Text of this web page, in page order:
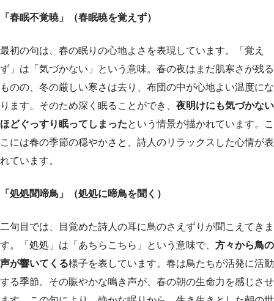
「春眠不覚暁」（春眠暁を覚えず）
最初の句は、春の眠りの心地よさを表現しています。「覚え
ず」は「気づかない」という意味。春の夜はまだ肌寒さが残る
ものの、冬の厳しい寒さは去り、布団の中が心地よい温度にな
ります。そのため深く眠ることができ、 夜明けにも気づかない
ほどぐっすり眠ってしまったという情景が描かれています。こ
こには春の季節の穏やかさと、詩人のリラックスした心情が表
れています。
「処処聞啼鳥」（処処に啼鳥を聞く）
二句目では、目覚めた詩人の耳に鳥のさえずりが聞こえてきま
す。「処処」は「あちらこちら」という意味で、 方々から鳥の
声が響いてくる様子を表しています。春は鳥たちが活発に活動
する季節。その賑やかな鳴き声が、春の朝の生命力を感じさせ